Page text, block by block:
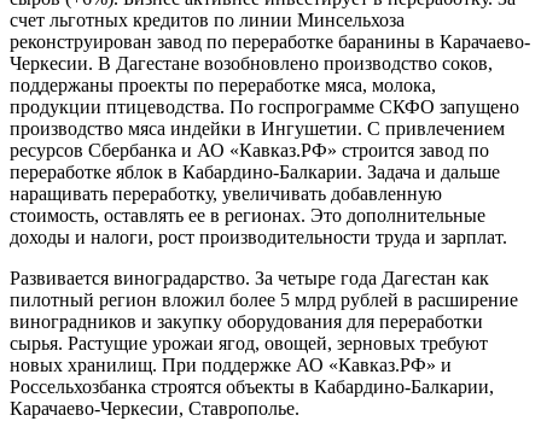
счет льготных кредитов по линии Минсельхоза
реконструирован завод по переработке баранины в Карачаево-
Черкесии. В Дагестане возобновлено производство соков,
поддержаны проекты по переработке мяса, молока,
продукции птицеводства. По госпрограмме СКФО запущено
производство мяса индейки в Ингушетии. С привлечением
ресурсов Сбербанка и АО «Кавказ.РФ» строится завод по
переработке яблок в Кабардино-Балкарии. Задача и дальше
наращивать переработку, увеличивать добавленную
стоимость, оставлять ее в регионах. Это дополнительные
доходы и налоги, рост производительности труда и зарплат.
Развивается виноградарство. За четыре года Дагестан как
пилотный регион вложил более 5 млрд рублей в расширение
виноградников и закупку оборудования для переработки
сырья. Растущие урожаи ягод, овощей, зерновых требуют
новых хранилищ. При поддержке АО «Кавказ.РФ» и
Россельхозбанка строятся объекты в Кабардино-Балкарии,
Карачаево-Черкесии, Ставрополье.